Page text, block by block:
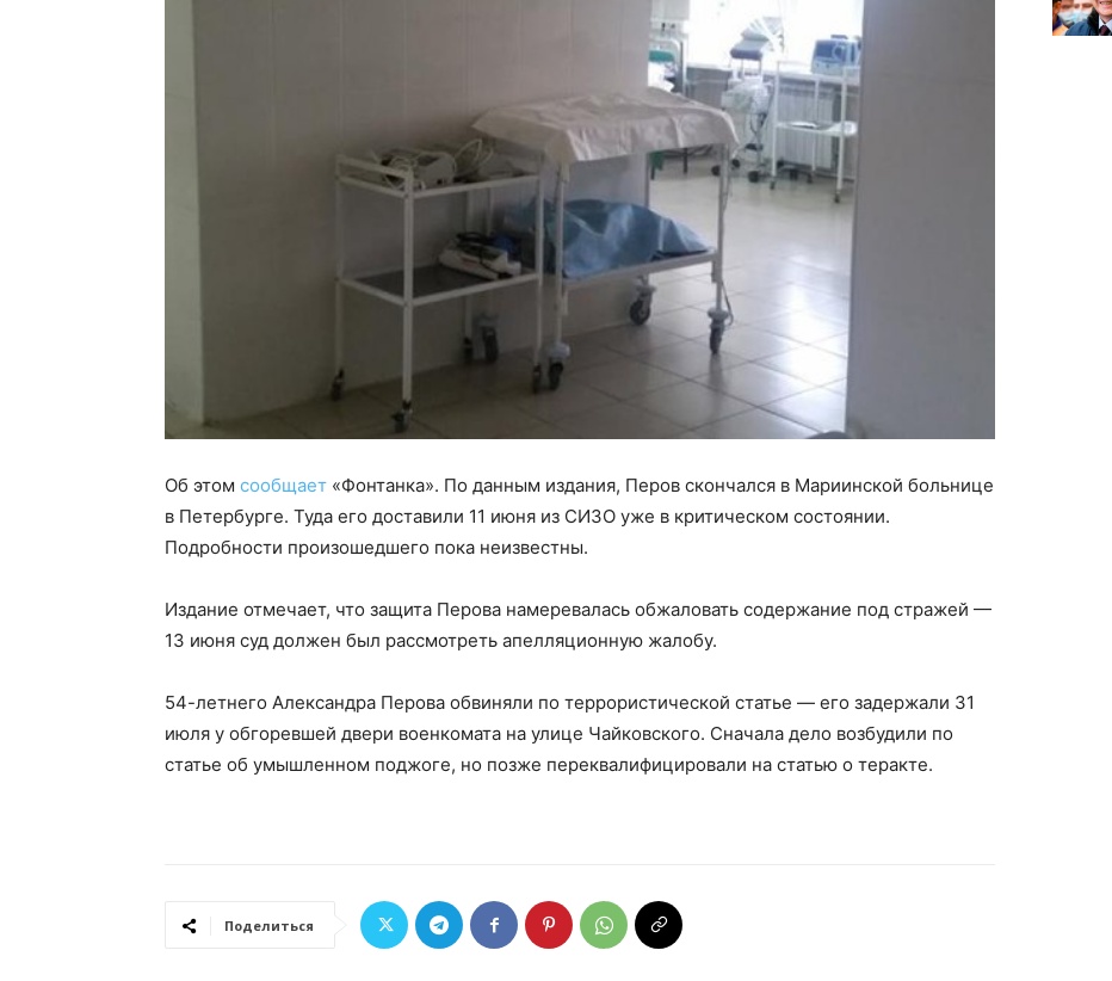
Об этом сообщает «Фонтанка». По данным издания, Перов скончался в Мариинской больнице
в Петербурге. Туда его доставили 11 июня из СИЗО уже в критическом состоянии.
Подробности произошедшего пока неизвестны.
Издание отмечает, что защита Перова намеревалась обжаловать содержание под стражей —
13 июня суд должен был рассмотреть апелляционную жалобу.
54-летнего Александра Перова обвиняли по террористической статье — его задержали 31
июля у обгоревшей двери военкомата на улице Чайковского. Сначала дело возбудили по
статье об умышленном поджоге, но позже переквалифицировали на статью о теракте.
Поделиться